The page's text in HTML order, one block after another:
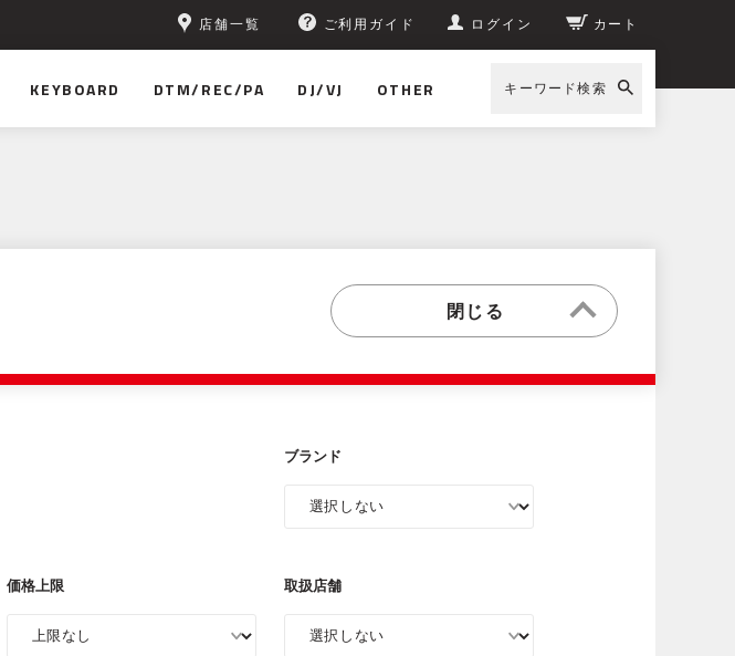
店舗一覧 ご利用ガイド ログイン カート
KEYBOARD DTM/REC/PA DJ/VJ OTHER キーワード検索
ブランド
価格上限 取扱店舗